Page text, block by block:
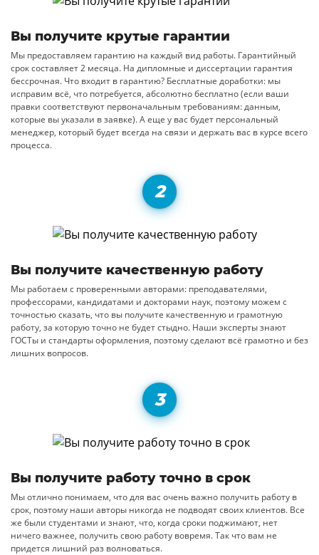
Вы получите крутые гарантии
Мы предоставляем гарантию на каждый вид работы. Гарантийный
срок составляет 2 месяца. На дипломные и диссертации гарантия
бессрочная. Что входит в гарантию? Бесплатные доработки: мы
исправим всё, что потребуется, абсолютно бесплатно (если ваши
правки соответствуют первоначальным требованиям: данным,
которые вы указали в заявке). А еще у вас будет персональный
менеджер, который будет всегда на связи и держать вас в курсе всего
процесса.
Вы получите качественную работу
Мы работаем с проверенными авторами: преподавателями,
профессорами, кандидатами и докторами наук, поэтому можем с
точностью сказать, что вы получите качественную и грамотную
работу, за которую точно не будет стыдно. Наши эксперты знают
ГОСТы и стандарты оформления, поэтому сделают всё грамотно и без
лишних вопросов.
Вы получите работу точно в срок
Мы отлично понимаем, что для вас очень важно получить работу в
срок, поэтому наши авторы никогда не подводят своих клиентов. Все
же были студентами и знают, что, когда сроки поджимают, нет
ничего важнее, получить свою работу вовремя. Так что вам не
придется лишний раз волноваться.